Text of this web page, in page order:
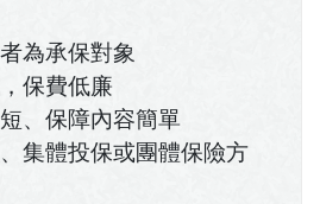
為承保對象
保費低廉
、保障內容簡單
集體投保或團體保險方